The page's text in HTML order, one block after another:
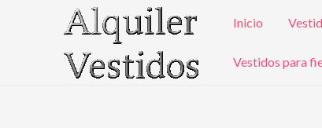
Inicio
Vestidos para